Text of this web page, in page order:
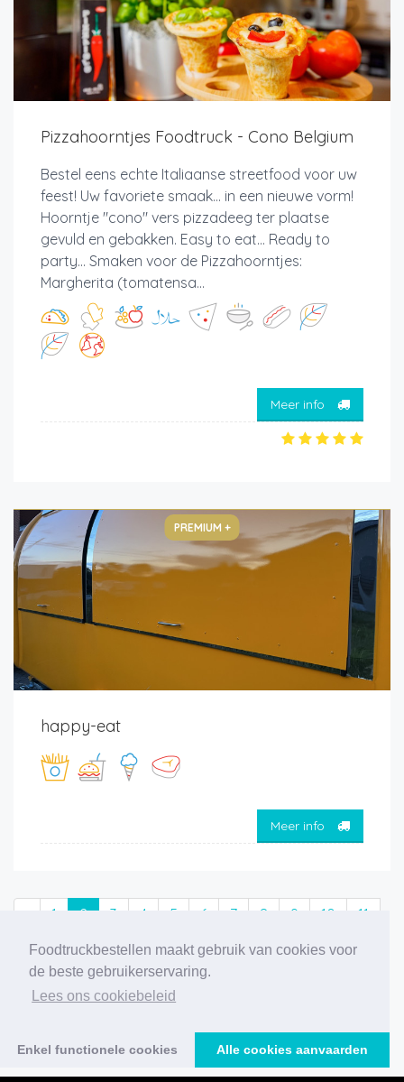
Foodtruckbestellen maakt gebruik van cookies voor
de beste gebruikerservaring.
Lees ons cookiebeleid
Enkel functionele cookies Alle cookies aanvaarden
Pizzahoorntjes Foodtruck - Cono Belgium
Bestel eens echte Italiaanse streetfood voor uw
feest! Uw favoriete smaak... in een nieuwe vorm!
Hoorntje "cono" vers pizzadeeg ter plaatse
gevuld en gebakken. Easy to eat... Ready to
party... Smaken voor de Pizzahoorntjes:
Margherita (tomatensa...
Meer info
PREMIUM +
happy-eat
Meer info
1 2 3 4 5 6 7 8 9 10
11
206 foodtrucks gevonden